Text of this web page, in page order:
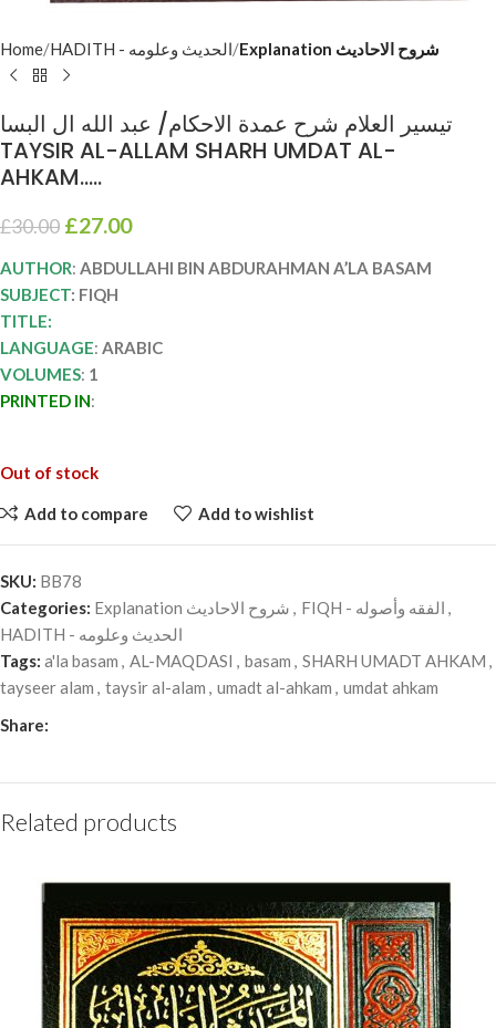
Home HADITH - الحديث وعلومه Explanation شروح الاحاديث
تيسير العلام شرح عمدة الاحكام/ عبد الله ال البسا
TAYSIR AL-ALLAM SHARH UMDAT AL-
AHKAM…..
£30.00 £27.00
AUTHOR: ABDULLAHI BIN ABDURAHMAN A’LA BASAM
SUBJECT: FIQH
TITLE:
LANGUAGE: ARABIC
VOLUMES: 1
PRINTED IN:
Out of stock
Add to compare Add to wishlist
SKU: BB78
Categories:
Explanation شروح الاحاديث , FIQH - الفقه وأصوله ,
HADITH - الحديث وعلومه
Tags: a'la basam , AL-MAQDASI , basam , SHARH UMADT AHKAM ,
tayseer alam , taysir al-alam , umadt al-ahkam , umdat ahkam
Share:
Related products